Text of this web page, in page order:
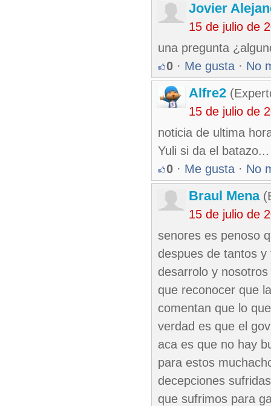
Jovier
15 de julio de
una pregunta
0 · Me gusta · No
Alfre2
15 de julio de
noticia de ultima
Yuli si da el batazo...
0 · Me gusta · No
Braul Mena
15 de julio de
senores es penoso
despues de tantos
desarrolo y
que reconocer que
comentan que lo
verdad es que el
aca es que no hay
para estos
decepciones
que sufrimos para